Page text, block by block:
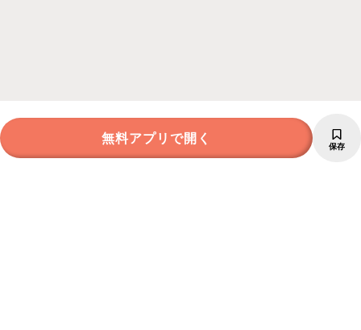
無料アプリで開く 保存